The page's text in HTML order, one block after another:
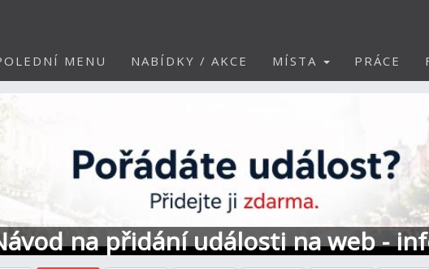
MENU NABÍDKY / AKCE MÍSTA PRÁCE
na přidání události na web -